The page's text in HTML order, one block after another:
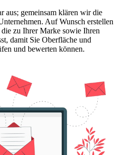
aus; gemeinsam klären wir die
Auf Wunsch erstellen
zu Ihrer Marke sowie Ihren
damit Sie Oberfläche und
und bewerten können.